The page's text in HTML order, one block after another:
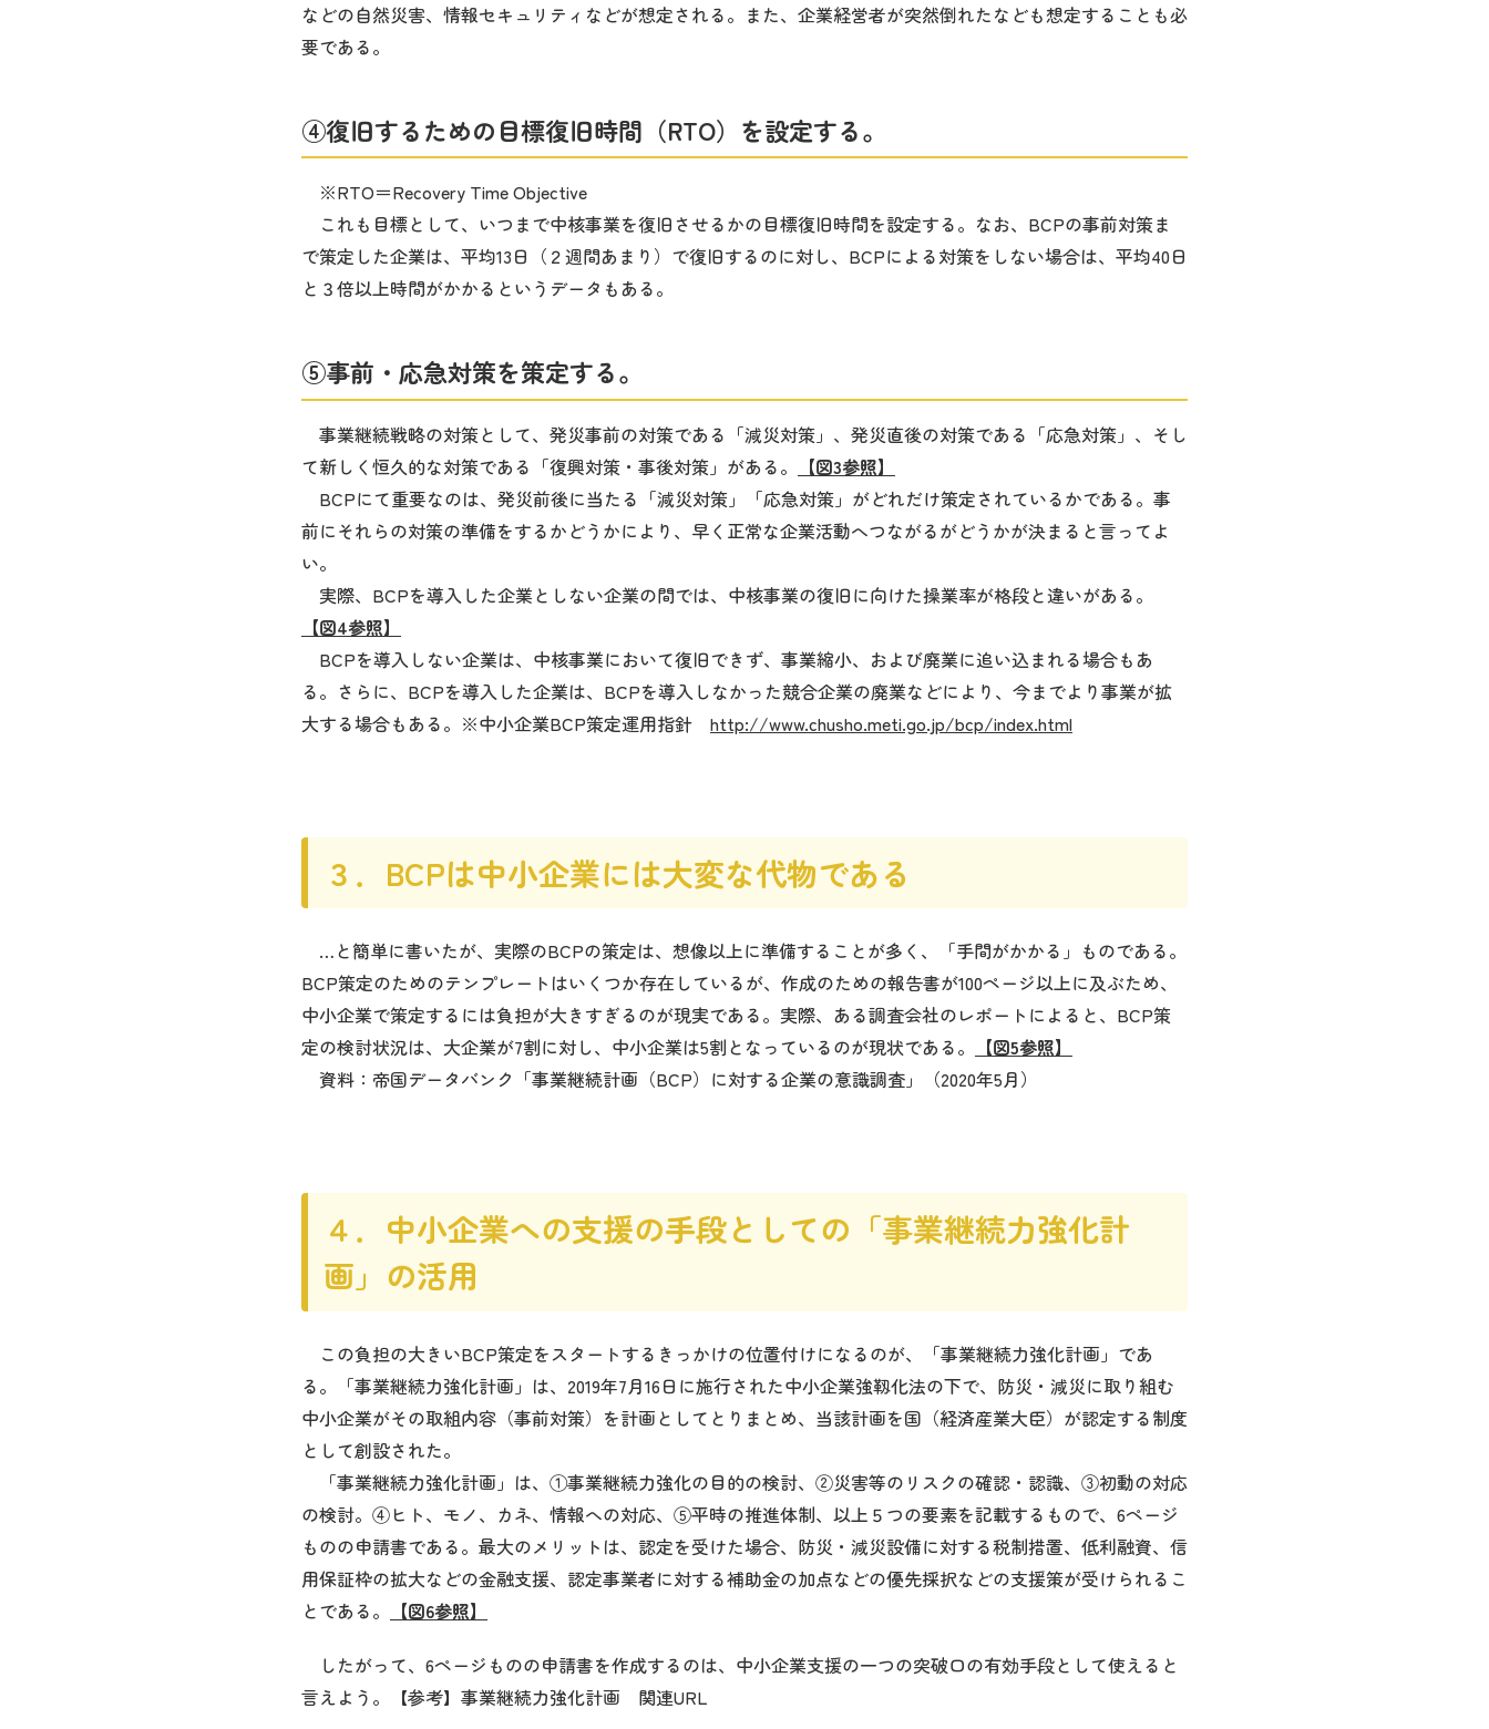
などの自然災害、情報セキュリティなどが想定される。また、企業経営者が突然倒れたなども想定することも必
要である。
④復旧するための目標復旧時間（RTO）を設定する。
※RTO＝Recovery Time Objective
これも目標として、いつまで中核事業を復旧させるかの目標復旧時間を設定する。なお、BCPの事前対策ま
で策定した企業は、平均13日（２週間あまり）で復旧するのに対し、BCPによる対策をしない場合は、平均40日
と３倍以上時間がかかるというデータもある。
⑤事前・応急対策を策定する。
事業継続戦略の対策として、発災事前の対策である「減災対策」、発災直後の対策である「応急対策」、そし
て新しく恒久的な対策である「復興対策・事後対策」がある。
【図3参照】
BCPにて重要なのは、発災前後に当たる「減災対策」「応急対策」がどれだけ策定されているかである。事
前にそれらの対策の準備をするかどうかにより、早く正常な企業活動へつながるがどうかが決まると言ってよ
い。
実際、BCPを導入した企業としない企業の間では、中核事業の復旧に向けた操業率が格段と違いがある。
【図4参照】
BCPを導入しない企業は、中核事業において復旧できず、事業縮小、および廃業に追い込まれる場合もあ
る。さらに、BCPを導入した企業は、BCPを導入しなかった競合企業の廃業などにより、今までより事業が拡
大する場合もある。※中小企業BCP策定運用指針 http://www.chusho.meti.go.jp/bcp/index.html
３．BCPは中小企業には大変な代物である
…と簡単に書いたが、実際のBCPの策定は、想像以上に準備することが多く、「手間がかかる」ものである。
BCP策定のためのテンプレートはいくつか存在しているが、作成のための報告書が100ページ以上に及ぶため、
中小企業で策定するには負担が大きすぎるのが現実である。実際、ある調査会社のレポートによると、BCP策
定の検討状況は、大企業が7割に対し、中小企業は5割となっているのが現状である。
【図5参照】
資料：帝国データバンク「事業継続計画（BCP）に対する企業の意識調査」（2020年5月）
４．中小企業への支援の手段としての「事業継続力強化計
画」の活用
この負担の大きいBCP策定をスタートするきっかけの位置付けになるのが、「事業継続力強化計画」であ
る。「事業継続力強化計画」は、2019年7月16日に施行された中小企業強靱化法の下で、防災・減災に取り組む
中小企業がその取組内容（事前対策）を計画としてとりまとめ、当該計画を国（経済産業大臣）が認定する制度
として創設された。
「事業継続力強化計画」は、①事業継続力強化の目的の検討、②災害等のリスクの確認・認識、③初動の対応
の検討。④ヒト、モノ、カネ、情報への対応、⑤平時の推進体制、以上５つの要素を記載するもので、6ページ
ものの申請書である。最大のメリットは、認定を受けた場合、防災・減災設備に対する税制措置、低利融資、信
用保証枠の拡大などの金融支援、認定事業者に対する補助金の加点などの優先採択などの支援策が受けられるこ
とである。
【図6参照】
したがって、6ページものの申請書を作成するのは、中小企業支援の一つの突破口の有効手段として使えると
言えよう。【参考】事業継続力強化計画 関連URL